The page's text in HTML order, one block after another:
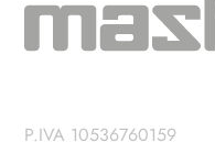
P.IVA 10536760159